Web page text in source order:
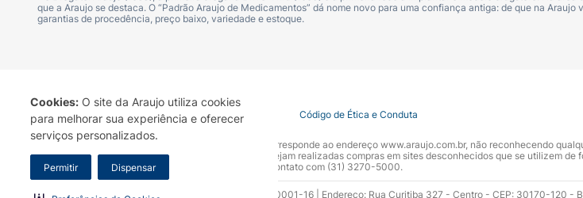
Cookies: O site da Araujo utiliza cookies
para melhorar sua experiência e oferecer
serviços personalizados.
Permitir Dispensar
que a Araujo se destaca. O “Padrão Araujo de Medicamentos” dá nome novo para uma confiança antiga: de que na
garantias de procedência, preço baixo, variedade e estoque.
Termo de Uso Portal da Privacidade Covid-19 Código de Ética e Conduta
A Drogaria Araujo S/A informa que o seu site oficial corresponde ao endereço www.araujo.com.br, não reconhecendo
marca. Para sua segurança recomendamos que não sejam realizadas compras em sites desconhecidos que se utilizem de
Araujo S.A. Em caso de dúvidas, gentileza entrar em contato com (31) 3270-5000.
Razão Social: Drogaria Araujo S.A | CNPJ: 17.256.512.0001-16 | Endereço: Rua Curitiba 327 - Centro - CEP: 30170-120 -